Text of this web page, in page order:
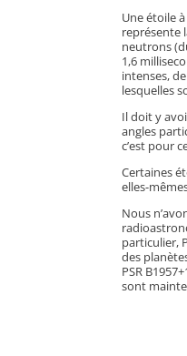
Une étoile
représente
neutrons
1,6
intenses,
lesquelles
Il doit y
angles
c’est pour
Certaines
elles-
Nous
particulier,
des
PSR
sont